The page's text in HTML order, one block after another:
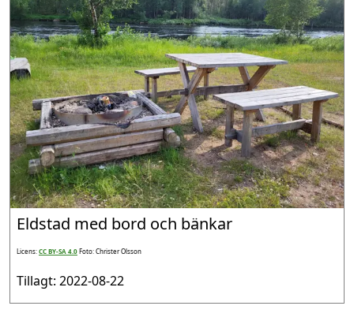
Eldstad med bord och bänkar
Licens:CC BY-SA 4.0Foto: Christer Olsson
Tillagt: 2022-08-22